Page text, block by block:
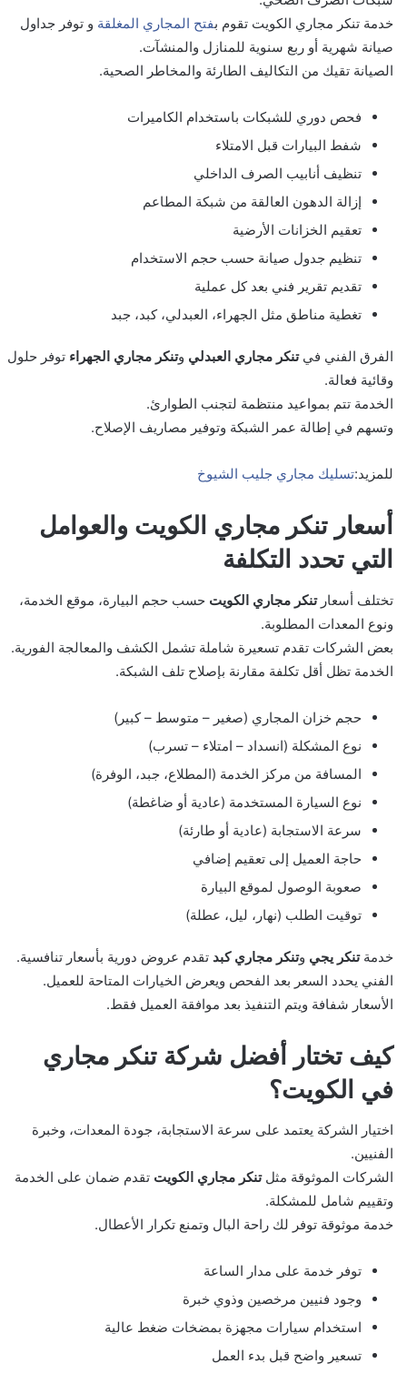
خدمة تنكر مجاري الكويت تقوم بفتح المجاري المغلقة و توفر جداول
صيانة شهرية أو ربع سنوية للمنازل والمنشآت.
الصيانة تقيك من التكاليف الطارئة والمخاطر الصحية.
فحص دوري للشبكات باستخدام الكاميرات
شفط البيارات قبل الامتلاء
تنظيف أنابيب الصرف الداخلي
إزالة الدهون العالقة من شبكة المطاعم
تعقيم الخزانات الأرضية
تنظيم جدول صيانة حسب حجم الاستخدام
تقديم تقرير فني بعد كل عملية
تغطية مناطق مثل الجهراء، العبدلي، كبد، جبد
الفرق الفني فيتنكر مجاري العبدلي وتنكر مجاري الجهراء توفر حلول
وقائية فعالة.
الخدمة تتم بمواعيد منتظمة لتجنب الطوارئ.
وتسهم في إطالة عمر الشبكة وتوفير مصاريف الإصلاح.
للمزید:تسليك مجاري جليب الشيوخ
أسعار تنكر مجاري الكويت والعوامل
التي تحدد التكلفة
تختلف أسعارتنكر مجاري الكويت حسب حجم البيارة، موقع الخدمة،
ونوع المعدات المطلوبة.
بعض الشركات تقدم تسعيرة شاملة تشمل الكشف والمعالجة الفورية.
الخدمة تظل أقل تكلفة مقارنة بإصلاح تلف الشبكة.
حجم خزان المجاري (صغير – متوسط – كبير)
نوع المشكلة (انسداد – امتلاء – تسرب)
المسافة من مركز الخدمة (المطلاع، جبد، الوفرة)
نوع السيارة المستخدمة (عادية أو ضاغطة)
سرعة الاستجابة (عادية أو طارئة)
حاجة العميل إلى تعقيم إضافي
صعوبة الوصول لموقع البيارة
توقيت الطلب (نهار، ليل، عطلة)
خدمةتنكر يجي وتنكر مجاري كبد تقدم عروض دورية بأسعار تنافسية.
الفني يحدد السعر بعد الفحص ويعرض الخيارات المتاحة للعميل.
الأسعار شفافة ويتم التنفيذ بعد موافقة العميل فقط.
كيف تختار أفضل شركة تنكر مجاري
في الكويت؟
اختيار الشركة يعتمد على سرعة الاستجابة، جودة المعدات، وخبرة
الفنيين.
الشركات الموثوقة مثلتنكر مجاري الكويت تقدم ضمان على الخدمة
وتقييم شامل للمشكلة.
خدمة موثوقة توفر لك راحة البال وتمنع تكرار الأعطال.
توفر خدمة على مدار الساعة
وجود فنيين مرخصين وذوي خبرة
استخدام سيارات مجهزة بمضخات ضغط عالية
تسعير واضح قبل بدء العمل